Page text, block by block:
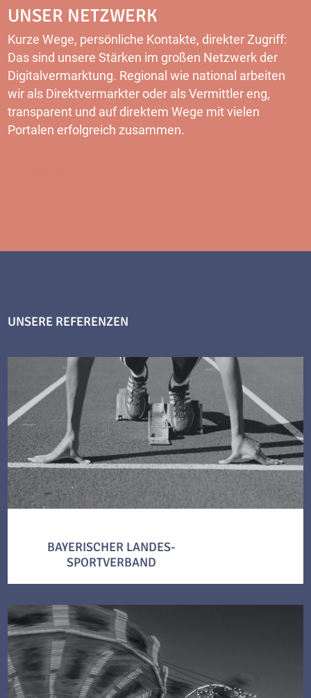
UNSER NETZWERK
Kurze Wege, persönliche Kontakte, direkter Zugriff:
Das sind unsere Stärken im großen Netzwerk der
Digitalvermarktung. Regional wie national arbeiten
wir als Direktvermarkter oder als Vermittler eng,
transparent und auf direktem Wege mit vielen
Portalen erfolgreich zusammen.
UNSERE REFERENZEN
BAYERISCHER LANDES-
SPORTVERBAND